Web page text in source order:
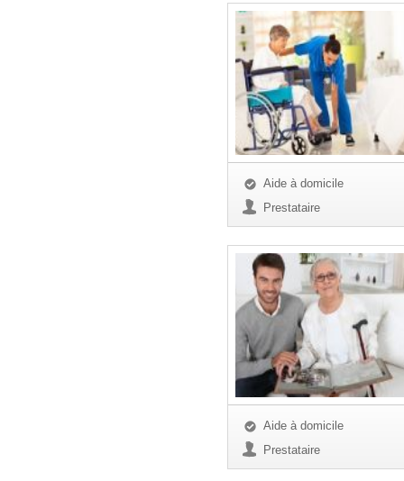
Aide à domicile
Prestataire
Aide à domicile
Prestataire